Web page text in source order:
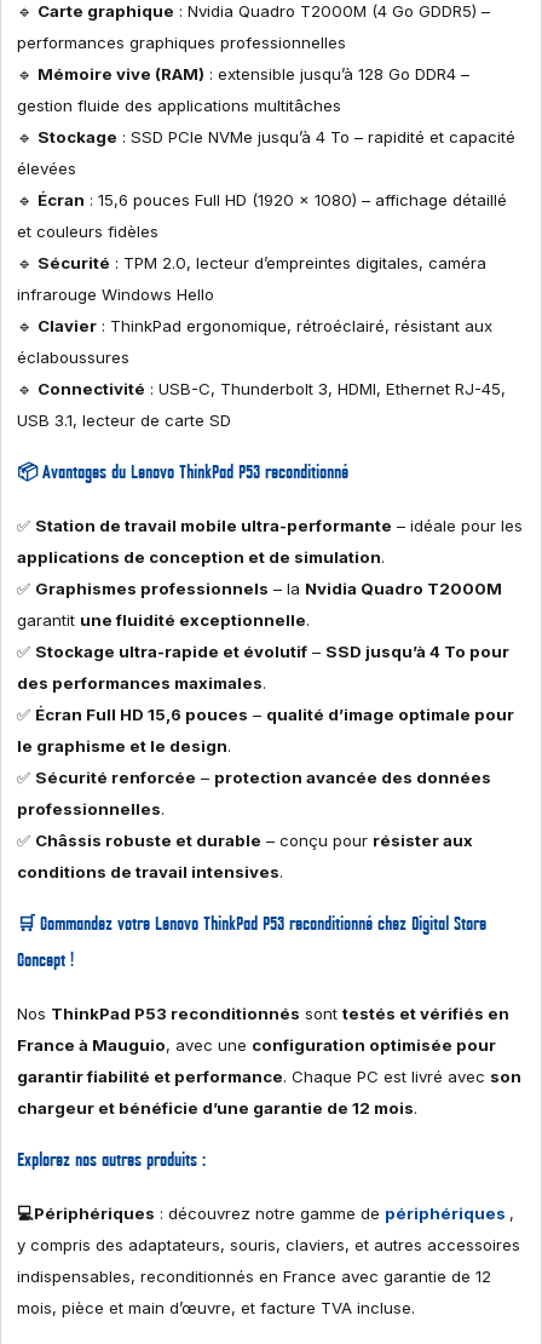
🔹 Carte graphique : Nvidia Quadro T2000M (4 Go GDDR5) –
performances graphiques professionnelles
🔹 Mémoire vive (RAM) : extensible jusqu’à 128 Go DDR4 –
gestion fluide des applications multitâches
🔹 Stockage : SSD PCIe NVMe jusqu’à 4 To – rapidité et capacité
élevées
🔹 Écran : 15,6 pouces Full HD (1920 x 1080) – affichage détaillé
et couleurs fidèles
🔹 Sécurité : TPM 2.0, lecteur d’empreintes digitales, caméra
infrarouge Windows Hello
🔹 Clavier : ThinkPad ergonomique, rétroéclairé, résistant aux
éclaboussures
🔹 Connectivité : USB-C, Thunderbolt 3, HDMI, Ethernet RJ-45,
USB 3.1, lecteur de carte SD
📦Avantages du Lenovo ThinkPad P53 reconditionné
✅ Station de travail mobile ultra-performante – idéale pour les
applications de conception et de simulation.
✅ Graphismes professionnels – la Nvidia Quadro T2000M
garantit une fluidité exceptionnelle.
✅ Stockage ultra-rapide et évolutif – SSD jusqu’à 4 To pour
des performances maximales.
✅ Écran Full HD 15,6 pouces – qualité d’image optimale pour
le graphisme et le design.
✅ Sécurité renforcée – protection avancée des données
professionnelles.
✅ Châssis robuste et durable – conçu pour résister aux
conditions de travail intensives.
🛒Commandez votre Lenovo ThinkPad P53 reconditionné chez Digital Store
Concept !
Nos ThinkPad P53 reconditionnés sonttestés et vérifiés en
France à Mauguio, avec une configuration optimisée pour
garantir fiabilité et performance. Chaque PC est livré avec son
chargeur et bénéficie d’une garantie de 12 mois.
Explorez nos autres produits :
💻Périphériques : découvrez notre gamme de périphériques ,
y compris des adaptateurs, souris, claviers, et autres accessoires
indispensables, reconditionnés en France avec garantie de 12
mois, pièce et main d’œuvre, et facture TVA incluse.